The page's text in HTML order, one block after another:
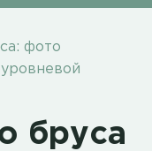
фото
бруса